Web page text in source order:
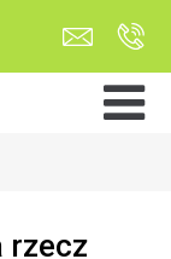
rzecz